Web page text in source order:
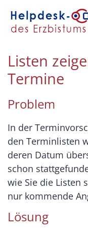
Zum Inhalt springen
Listen
Termine
Problem
In der
den Terminlisten
deren Datum
schon
wie Sie die Listen
nur kommende
Lösung